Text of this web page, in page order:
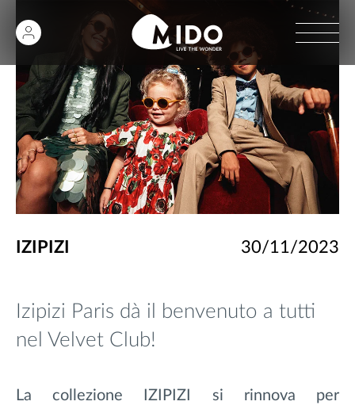
IZIPIZI 30/11/2023
Izipizi Paris dà il benvenuto a tutti
nel Velvet Club!
La collezione IZIPIZI si rinnova per